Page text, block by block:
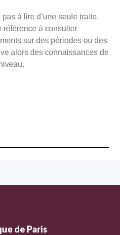
à lire d’une seule traite.
référence à consulter
sur des périodes ou des
alors des connaissances de
de Paris